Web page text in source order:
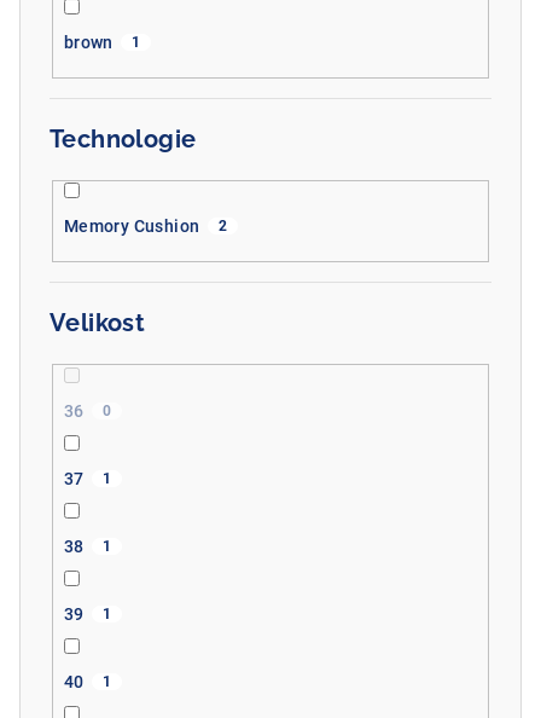
brown 1
Technologie
Memory Cushion 2
Velikost
36 0
37 1
38 1
39 1
40 1